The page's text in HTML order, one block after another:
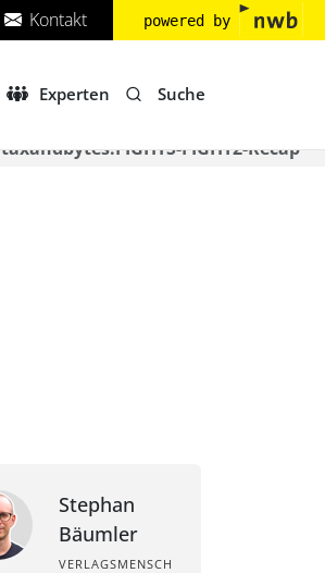
Kontakt powered by
Experten Suche
taxandbytes.FIGHTS-FIGHT2-Recap
Stephan
Bäumler
VERLAGSMENSCH